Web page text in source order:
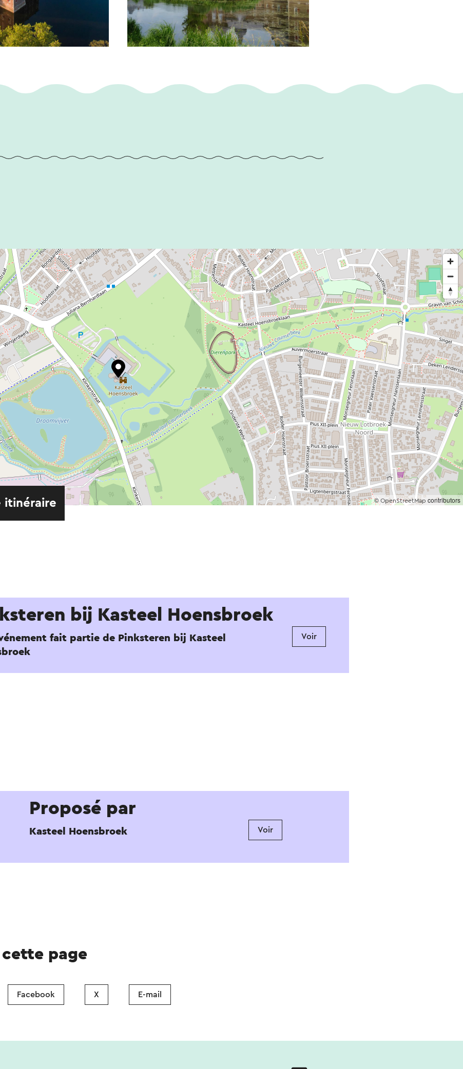
©OpenStreetMap contributors
itinéraire
bij Kasteel Hoensbroek
fait partie de Pinksteren bij Kasteel
Voir
Proposé par
Kasteel Hoensbroek Voir
cette page
Facebook X E-mail